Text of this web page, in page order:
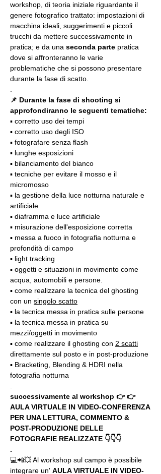
workshop, di teoria iniziale riguardante il
genere fotografico trattato: impostazioni di
macchina ideali, suggerimenti e piccoli
trucchi da mettere successivamente in
pratica; e da una seconda parte pratica
dove si affronteranno le varie
problematiche che si possono presentare
durante la fase di scatto.
📌 Durante la fase di shooting si
approfondiranno le seguenti tematiche:
▪️ corretto uso dei tempi
▪️ corretto uso degli ISO
▪️ fotografare senza flash
▪️ lunghe esposizioni
▪️ bilanciamento del bianco
▪️ tecniche per evitare il mosso e il
micromosso
▪️ la gestione della luce notturna naturale e
artificiale
▪️ diaframma e luce artificiale
▪️ misurazione dell'esposizione corretta
▪️ messa a fuoco in fotografia notturna e
profondità di campo
▪️ light tracking
▪️ oggetti e situazioni in movimento come
acqua, automobili e persone.
▪️ come realizzare la tecnica del ghosting
con un singolo scatto
▪️ la tecnica messa in pratica sulle persone
▪️ la tecnica messa in pratica su
mezzi/oggetti in movimento
▪️ come realizzare il ghosting con 2 scatti
direttamente sul posto e in post-produzione
▪️ Bracketing, Blending & HDRI nella
fotografia notturna
successivamente al workshop 👉 👉
AULA VIRTUALE IN VIDEO-CONFERENZA
PER UNA LETTURA, COMMENTO &
POST-PRODUZIONE DELLE
FOTOGRAFIE REALIZZATE 👇👇👇
.
💻📲💥 Al workshop sul campo è possibile
integrare un' AULA VIRTUALE IN VIDEO-